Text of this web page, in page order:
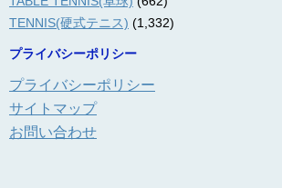
TENNIS(硬式テニス) (1,332)
プライバシーポリシー
プライバシーポリシー
サイトマップ
お問い合わせ